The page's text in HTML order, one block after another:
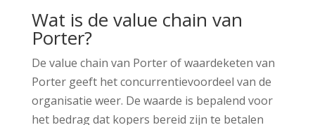
Wat is de value chain van
Porter?
De value chain van Porter of waardeketen van
Porter geeft het concurrentievoordeel van de
organisatie weer. De waarde is bepalend voor
het bedrag dat kopers bereid zijn te betalen